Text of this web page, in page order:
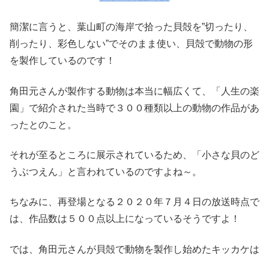
簡潔に言うと、葉山町の海岸で拾った貝殻を”切ったり、
削ったり、彩色しない”でそのまま使い、貝殻で動物の形
を製作しているのです！
角田元さんが製作する動物は本当に幅広くて、「人生の楽
園」で紹介された当時で３００種類以上の動物の作品があ
ったとのこと。
それが至るところに展示されているため、「小さな貝のど
うぶつえん」と言われているのですよね～。
ちなみに、再登場となる２０２０年７月４日の放送時点で
は、作品数は５００点以上になっているそうですよ！
では、角田元さんが貝殻で動物を製作し始めたキッカケは